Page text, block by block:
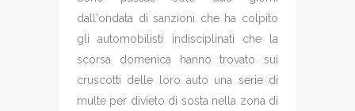
dall'ondata di sanzioni che ha colpito
gli automobilisti indisciplinati che la
scorsa domenica hanno trovato sui
cruscotti delle loro auto una serie di
multe per divieto di sosta nella zona di